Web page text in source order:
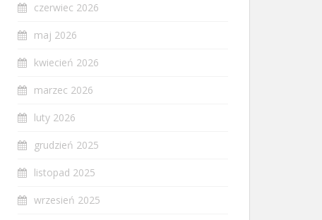
czerwiec 2026
maj 2026
kwiecień 2026
marzec 2026
luty 2026
grudzień 2025
listopad 2025
wrzesień 2025